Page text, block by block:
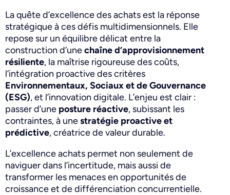
La quête d’excellence des achats est la réponse
stratégique à ces défis multidimensionnels. Elle
repose sur un équilibre délicat entre la
construction d’unechaîne d’approvisionnement
résiliente, la maîtrise rigoureuse des coûts,
l’intégration proactive des critères
Environnementaux, Sociaux et de Gouvernance
(ESG), et l’innovation digitale. L’enjeu est clair :
passer d’une posture réactive, subissant les
contraintes, à unestratégie proactive et
prédictive, créatrice de valeur durable.
L’excellence achats permet non seulement de
naviguer dans l’incertitude, mais aussi de
transformer les menaces en opportunités de
croissance et de différenciation concurrentielle.